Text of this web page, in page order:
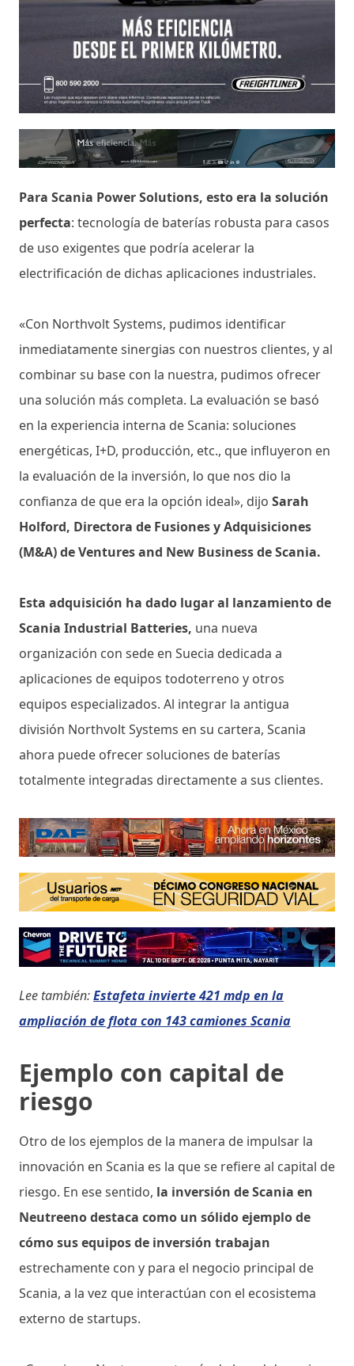
Para Scania Power Solutions, esto era la solución
perfecta: tecnología de baterías robusta para casos
de uso exigentes que podría acelerar la
electrificación de dichas aplicaciones industriales.
«Con Northvolt Systems, pudimos identificar
inmediatamente sinergias con nuestros clientes, y al
combinar su base con la nuestra, pudimos ofrecer
una solución más completa. La evaluación se basó
en la experiencia interna de Scania: soluciones
energéticas, I+D, producción, etc., que influyeron en
la evaluación de la inversión, lo que nos dio la
confianza de que era la opción ideal», dijo Sarah
Holford, Directora de Fusiones y Adquisiciones
(M&A) de Ventures and New Business de Scania.
Esta adquisición ha dado lugar al lanzamiento de
Scania Industrial Batteries, una nueva
organización con sede en Suecia dedicada a
aplicaciones de equipos todoterreno y otros
equipos especializados. Al integrar la antigua
división Northvolt Systems en su cartera, Scania
ahora puede ofrecer soluciones de baterías
totalmente integradas directamente a sus clientes.
Lee también:Estafeta invierte 421 mdp en la
ampliación de flota con 143 camiones Scania
Ejemplo con capital de
riesgo
Otro de los ejemplos de la manera de impulsar la
innovación en Scania es la que se refiere al capital de
riesgo. En ese sentido, la inversión de Scania en
Neutreeno destaca como un sólido ejemplo de
cómo sus equipos de inversión trabajan
estrechamente con y para el negocio principal de
Scania, a la vez que interactúan con el ecosistema
externo de startups.